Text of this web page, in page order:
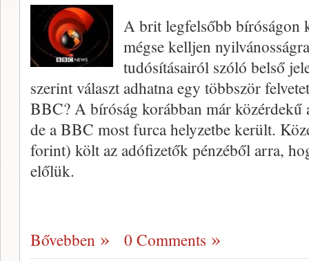
A brit legfelsőbb bíróságon
mégse kelljen
tudósításairól szóló belső
szerint választ adhatna egy többször
BBC? A bíróság korábban már közérdekű
de a BBC most furca helyzetbe került.
forint) költ az adófizetők pénzéből arra,
előlük.
Bővebben 0 Comments